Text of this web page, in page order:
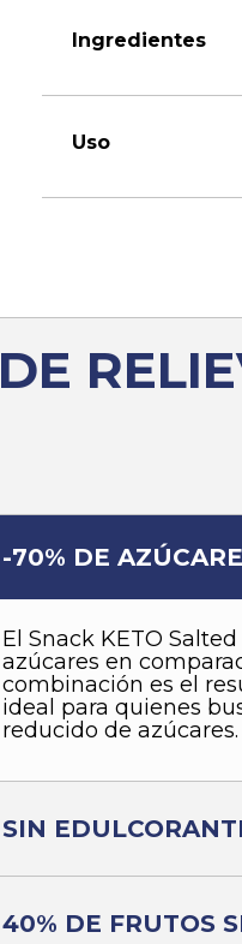
Ingredientes
Uso
DE
-70% DE
El Snack KETO
azúcares en
combinación es el
ideal para quienes
reducido de azúcares.
SIN
40% DE FRUTOS